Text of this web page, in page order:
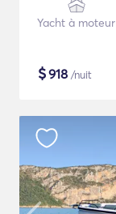
Yacht à moteur
$918 /nuit